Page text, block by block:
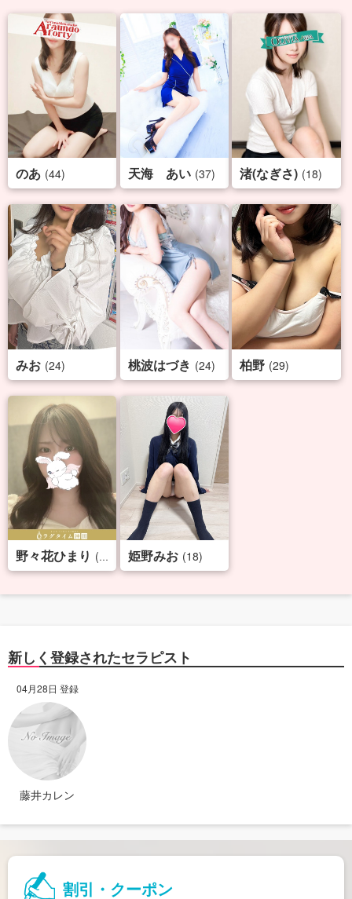
のあ (44) 天海 あい (37) 渚(なぎさ) (18)
みお (24) 桃波はづき (24) 柏野 (29)
野々花ひまり (24) 姫野みお (18)
新しく登録されたセラピスト
04月28日 登録
藤井カレン
割引・クーポン